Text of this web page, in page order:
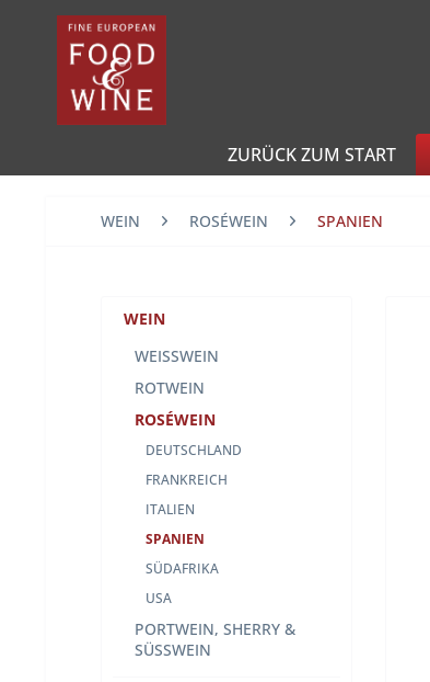
ZURÜCK ZUM START
WEIN ROSÉWEIN SPANIEN
WEIN
WEISSWEIN
ROTWEIN
ROSÉWEIN
DEUTSCHLAND
FRANKREICH
ITALIEN
SPANIEN
SÜDAFRIKA
USA
PORTWEIN, SHERRY &
SÜSSWEIN